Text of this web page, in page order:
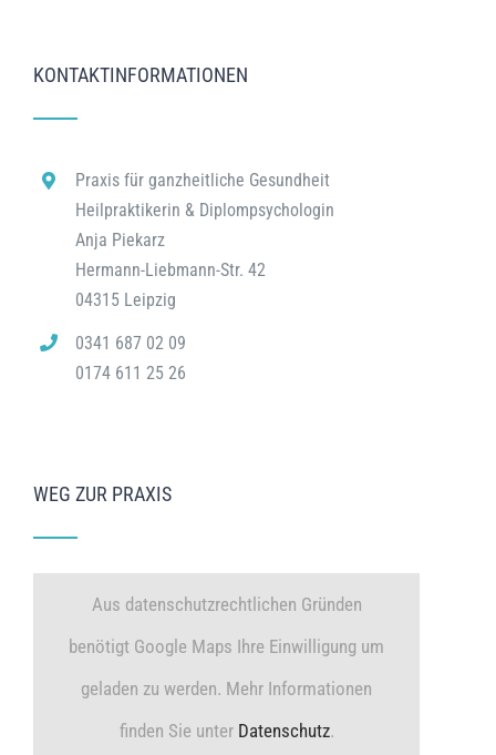
KONTAKTINFORMATIONEN
Praxis für ganzheitliche Gesundheit
Heilpraktikerin & Diplompsychologin
Anja Piekarz
Hermann-Liebmann-Str. 42
04315 Leipzig
0341 687 02 09
0174 611 25 26
WEG ZUR PRAXIS
Aus datenschutzrechtlichen Gründen
benötigt Google Maps Ihre Einwilligung um
geladen zu werden. Mehr Informationen
finden Sie unter Datenschutz.